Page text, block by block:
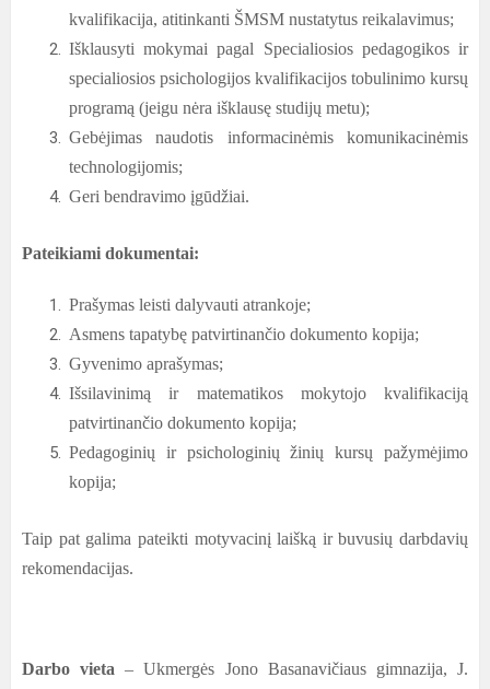
kvalifikacija, atitinkanti ŠMSM nustatytus reikalavimus;
Išklausyti mokymai pagal Specialiosios pedagogikos ir
specialiosios psichologijos kvalifikacijos tobulinimo kursų
programą (jeigu nėra išklausę studijų metu);
Gebėjimas naudotis informacinėmis komunikacinėmis
technologijomis;
Geri bendravimo įgūdžiai.
Pateikiami dokumentai:
Prašymas leisti dalyvauti atrankoje;
Asmens tapatybę patvirtinančio dokumento kopija;
Gyvenimo aprašymas;
Išsilavinimą ir matematikos mokytojo kvalifikaciją
patvirtinančio dokumento kopija;
Pedagoginių ir psichologinių žinių kursų pažymėjimo
kopija;
Taip pat galima pateikti motyvacinį laišką ir buvusių darbdavių
rekomendacijas.
Darbo vieta – Ukmergės Jono Basanavičiaus gimnazija, J.